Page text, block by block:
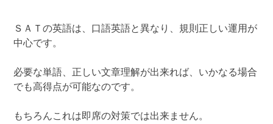
ＳＡＴの英語は、口語英語と異なり、規則正しい運用が
中心です。
必要な単語、正しい文章理解が出来れば、いかなる場合
でも高得点が可能なのです。
もちろんこれは即席の対策では出来ません。